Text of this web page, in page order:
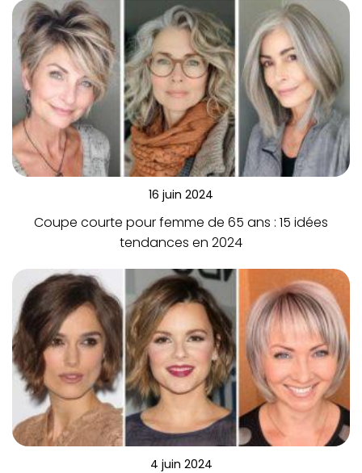
16 juin 2024
Coupe courte pour femme de 65 ans : 15 idées
tendances en 2024
4 juin 2024